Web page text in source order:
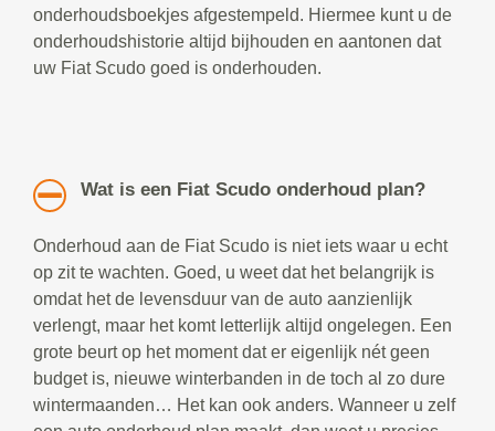
onderhoudsboekjes afgestempeld. Hiermee kunt u de
onderhoudshistorie altijd bijhouden en aantonen dat
uw Fiat Scudo goed is onderhouden.
Wat is een Fiat Scudo onderhoud plan?
Onderhoud aan de Fiat Scudo is niet iets waar u echt
op zit te wachten. Goed, u weet dat het belangrijk is
omdat het de levensduur van de auto aanzienlijk
verlengt, maar het komt letterlijk altijd ongelegen. Een
grote beurt op het moment dat er eigenlijk nét geen
budget is, nieuwe winterbanden in de toch al zo dure
wintermaanden… Het kan ook anders. Wanneer u zelf